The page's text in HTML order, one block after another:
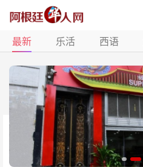
最新 乐活 西语